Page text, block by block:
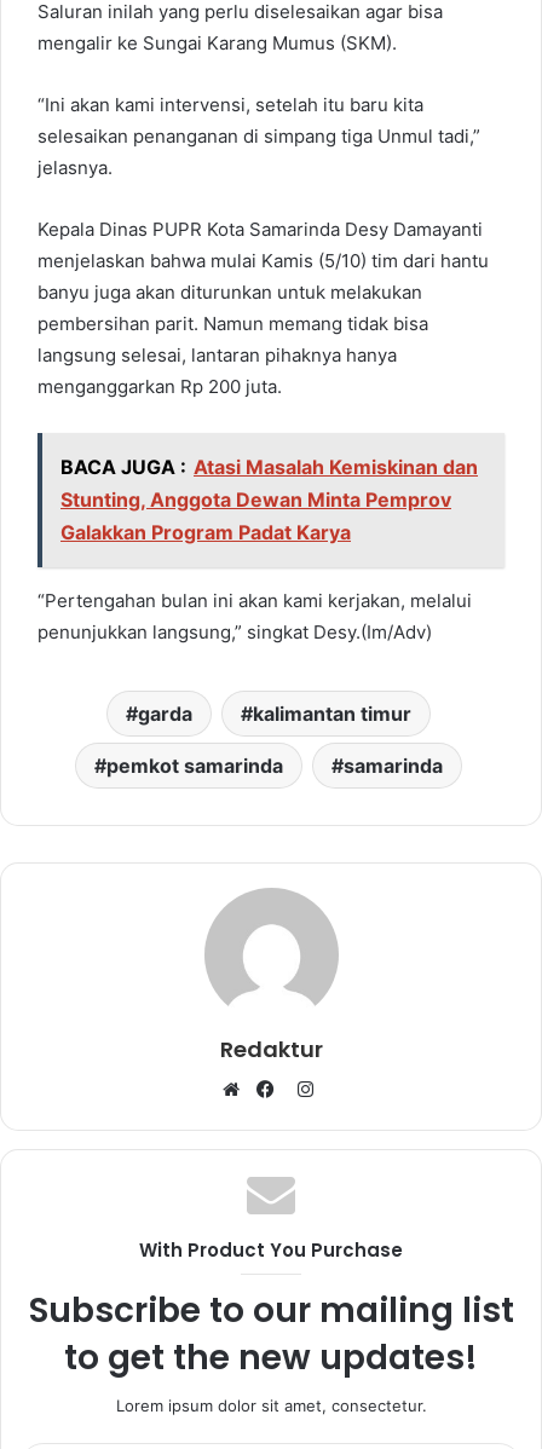
Saluran inilah yang perlu diselesaikan agar bisa
mengalir ke Sungai Karang Mumus (SKM).
“Ini akan kami intervensi, setelah itu baru kita
selesaikan penanganan di simpang tiga Unmul tadi,”
jelasnya.
Kepala Dinas PUPR Kota Samarinda Desy Damayanti
menjelaskan bahwa mulai Kamis (5/10) tim dari hantu
banyu juga akan diturunkan untuk melakukan
pembersihan parit. Namun memang tidak bisa
langsung selesai, lantaran pihaknya hanya
menganggarkan Rp 200 juta.
BACA JUGA : Atasi Masalah Kemiskinan dan
Stunting, Anggota Dewan Minta Pemprov
Galakkan Program Padat Karya
“Pertengahan bulan ini akan kami kerjakan, melalui
penunjukkan langsung,” singkat Desy.(Im/Adv)
garda kalimantan timur
pemkot samarinda samarinda
Redaktur
e
b
t
a
c
e
o
k
I
s
r
m
With Product You Purchase
Subscribe to our mailing list
to get the new updates!
Lorem ipsum dolor sit amet, consectetur.